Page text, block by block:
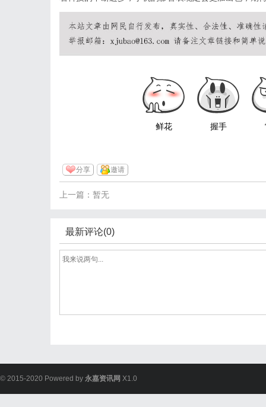
鲜花 握手
分享 邀请
上一篇：暂无
最新评论(0)
© 2015-2020 Powered by 永嘉资讯网 X1.0